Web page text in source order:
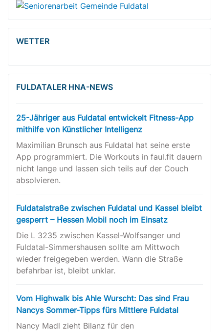
WETTER
FULDATALER HNA-NEWS
25-Jähriger aus Fuldatal entwickelt Fitness-App
mithilfe von Künstlicher Intelligenz
Maximilian Brunsch aus Fuldatal hat seine erste
App programmiert. Die Workouts in faul.fit dauern
nicht lange und lassen sich teils auf der Couch
absolvieren.
Fuldatalstraße zwischen Fuldatal und Kassel bleibt
gesperrt – Hessen Mobil noch im Einsatz
Die L 3235 zwischen Kassel-Wolfsanger und
Fuldatal-Simmershausen sollte am Mittwoch
wieder freigegeben werden. Wann die Straße
befahrbar ist, bleibt unklar.
Vom Highwalk bis Ahle Wurscht: Das sind Frau
Nancys Sommer-Tipps fürs Mittlere Fuldatal
Nancy Madl zieht Bilanz für den